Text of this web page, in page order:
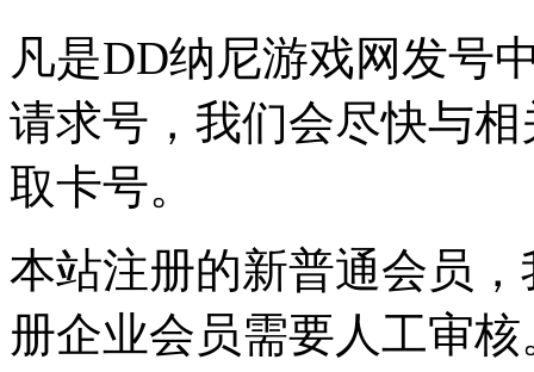
凡是DD纳尼游戏网发号
请求号，我们会尽快与
取卡号。
本站注册的新普通会员
册企业会员需要人工审核